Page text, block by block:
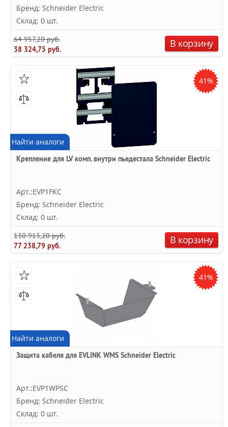
Бренд: Schneider Electric
Склад: 0 шт.
64 957,20 руб.
38 324,75 руб.
В корзину
41%
Найти аналоги
Крепление для LV комп. внутри пьедестала Schneider Electric
Арт.:EVP1FKC
Бренд: Schneider Electric
Склад: 0 шт.
130 913,20 руб.
77 238,79 руб.
В корзину
41%
Найти аналоги
Защита кабеля для EVLINK WMS Schneider Electric
Арт.:EVP1WPSC
Бренд: Schneider Electric
Склад: 0 шт.